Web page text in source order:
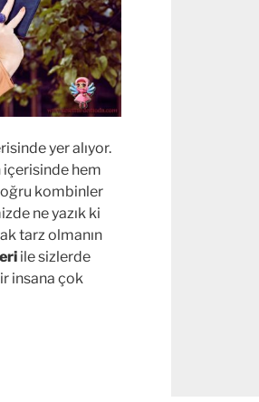
yer alıyor.
içerisinde hem
kombinler
ne yazık ki
tarz olmanın
ile sizlerde
insana çok